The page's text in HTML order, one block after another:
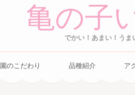
亀の子
でかい！あまい！うま
園のこだわり 品種紹介 ア